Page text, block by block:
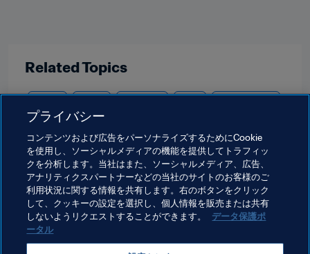
Related Topics
Japan Germany
Netherlands Türkiye El Salvador Kosovo
Nepal Saudi Arabia American Samoa OFC
British Virgin Islands
プライバシー
コンテンツおよび広告をパーソナライズするためにCookie
を使用し、ソーシャルメディアの機能を提供してトラフィッ
クを分析します。当社はまた、ソーシャルメディア、広告、
アナリティクスパートナーなどの当社のサイトのお客様のご
利用状況に関する情報を共有します。右のボタンをクリック
して、クッキーの設定を選択し、個人情報を販売または共有
しないようリクエストすることができます。
データ保護ポ
ータル